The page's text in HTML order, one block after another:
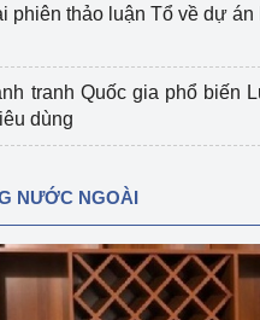
phiên thảo luận Tổ về dự
tranh Quốc gia phổ biến
dùng
NƯỚC NGOÀI